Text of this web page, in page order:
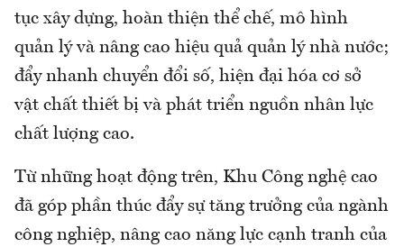
tục xây dựng, hoàn thiện thể chế, mô hình
quản lý và nâng cao hiệu quả quản lý nhà nước;
đẩy nhanh chuyển đổi số, hiện đại hóa cơ sở
vật chất thiết bị và phát triển nguồn nhân lực
chất lượng cao.
Từ những hoạt động trên, Khu Công nghệ cao
đã góp phần thúc đẩy sự tăng trưởng của ngành
công nghiệp, nâng cao năng lực cạnh tranh của